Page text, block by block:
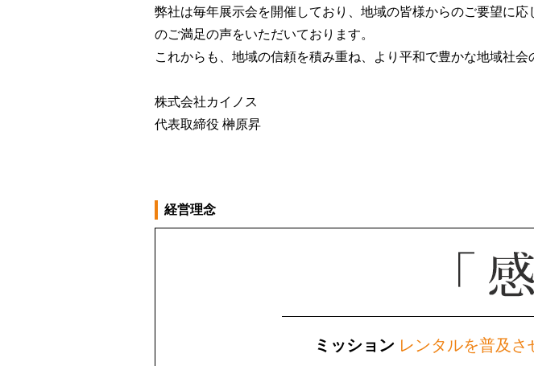
弊社は毎年展示会を開催しており、地域の皆様からのご要望に
のご満足の声をいただいております。
これからも、地域の信頼を積み重ね、より平和で豊かな地域社会
株式会社カイノス
代表取締役 榊原昇
経営理念
ミッション レンタルを普及さ